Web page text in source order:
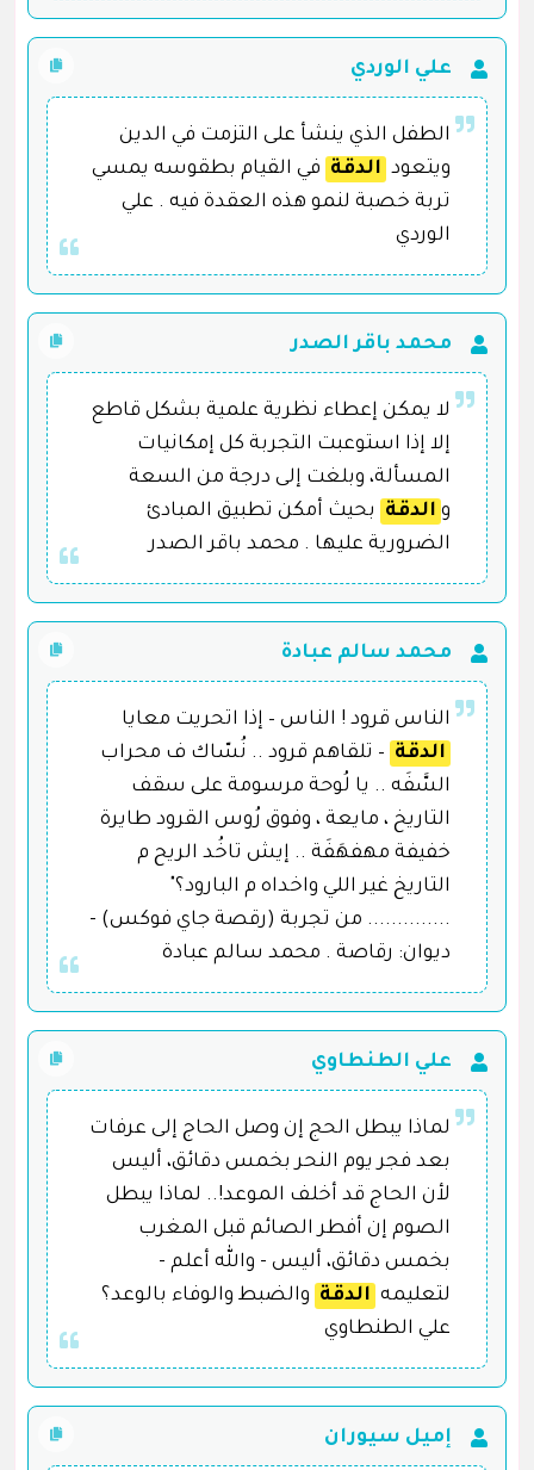
علي الوردي
الطفل الذي ينشأ على التزمت في الدين
ويتعود الدقة في القيام بطقوسه يمسي
تربة خصبة لنمو هذه العقدة فيه . علي
الوردي
محمد باقر الصدر
لا يمكن إعطاء نظرية علمية بشكل قاطع
إلا إذا استوعبت التجربة كل إمكانيات
المسألة، وبلغت إلى درجة من السعة
و الدقة
بحيث أمكن تطبيق المبادئ
الضرورية عليها . محمد باقر الصدر
محمد سالم عبادة
الناس قرود ! الناس – إذا اتحريت معايا
الدقة – تلقاهم قرود .. نُسّاك ف محراب
السَّفَه .. يا لُوحة مرسومة على سقف
التاريخ ، مايعة ، وفوق رُوس القرود طايرة
خفيفة مهفهَفَة .. إيش تاخُد الريح م
التاريخ غير اللي واخداه م البارود؟"
.............. من تجربة (رقصة جاي فوكس) -
ديوان: رقاصة . محمد سالم عبادة
علي الطنطاوي
لماذا يبطل الحج إن وصل الحاج إلى عرفات
بعد فجر يوم النحر بخمس دقائق، أليس
لأن الحاج قد أخلف الموعد!.. لماذا يبطل
الصوم إن أفطر الصائم قبل المغرب
بخمس دقائق، أليس - والله أعلم -
لتعليمه الدقة والضبط والوفاء بالوعد؟
علي الطنطاوي
إميل سيوران